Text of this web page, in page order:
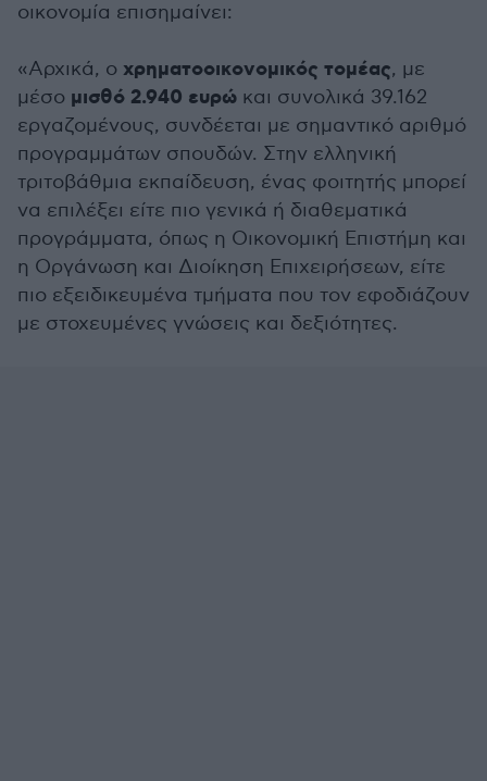
οικονομία επισημαίνει:
«Αρχικά, ο χρηματοοικονομικός τομέας, με
μέσο μισθό 2.940 ευρώ και συνολικά 39.162
εργαζομένους, συνδέεται με σημαντικό αριθμό
προγραμμάτων σπουδών. Στην ελληνική
τριτοβάθμια εκπαίδευση, ένας φοιτητής μπορεί
να επιλέξει είτε πιο γενικά ή διαθεματικά
προγράμματα, όπως η Οικονομική Επιστήμη και
η Οργάνωση και Διοίκηση Επιχειρήσεων, είτε
πιο εξειδικευμένα τμήματα που τον εφοδιάζουν
με στοχευμένες γνώσεις και δεξιότητες.